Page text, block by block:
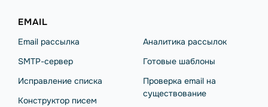
EMAIL
Email рассылка
SMTP-сервер
Исправление списка
Конструктор писем
Аналитика рассылок
Готовые шаблоны
Проверка email на
существование